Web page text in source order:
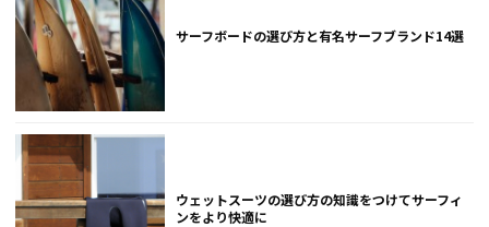
サーフボードの選び方と有名サーフブランド14選
ウェットスーツの選び方の知識をつけてサーフィ
ンをより快適に